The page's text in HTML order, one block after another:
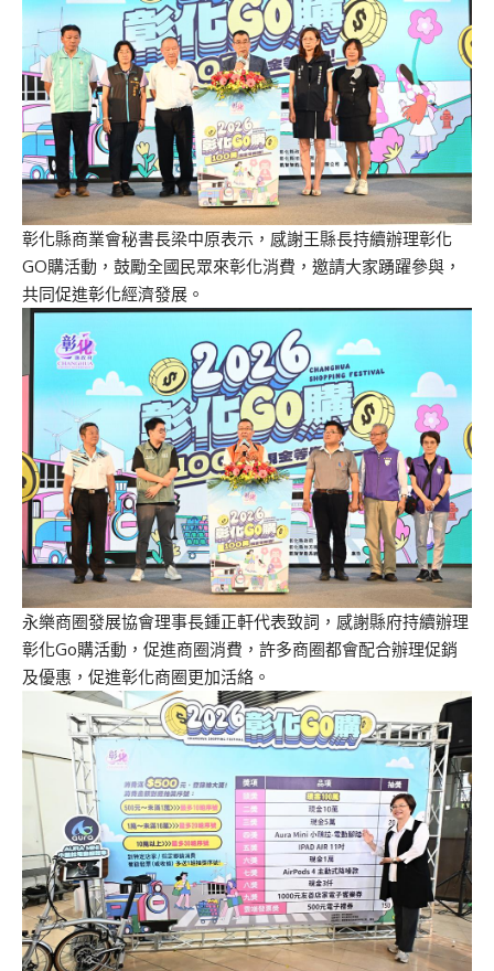
彰化縣商業會秘書長梁中原表示，感謝王縣長持續辦理彰化
GO購活動，鼓勵全國民眾來彰化消費，邀請大家踴躍參與，
共同促進彰化經濟發展。
永樂商圈發展協會理事長鍾正軒代表致詞，感謝縣府持續辦理
彰化Go購活動，促進商圈消費，許多商圈都會配合辦理促銷
及優惠，促進彰化商圈更加活絡。